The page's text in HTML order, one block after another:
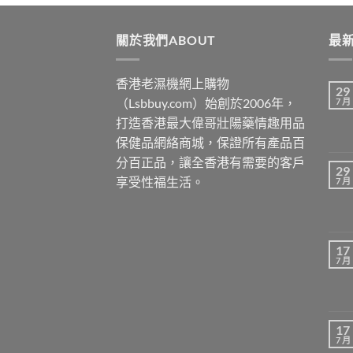
$3399
關於我們ABOUT
香港老濕機網上購物
（Lsbbuy.com）始創於2006年，
打造香港最大偉哥壯陽藥情趣用品
保健品網絡商城，保證所有產品百
分百正品，讓全香港有需要的客戶
享受性福生活。
最
29
7 月
29
7 月
17
7 月
17
7 月